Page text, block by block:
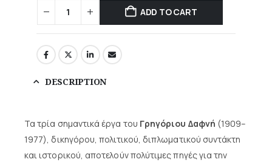
ADD TO CART
DESCRIPTION
Τα τρία σημαντικά έργα του Γρηγόριου Δαφνή (1909–
1977), δικηγόρου, πολιτικού, διπλωματικού συντάκτη
και ιστορικού, αποτελούν πολύτιμες πηγές για την